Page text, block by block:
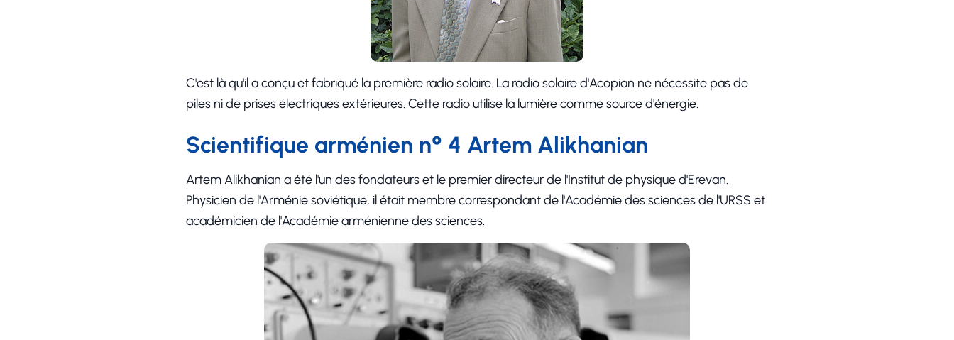
C'est là qu'il a conçu et fabriqué la première radio solaire. La radio solaire d'Acopian ne nécessite pas de
piles ni de prises électriques extérieures. Cette radio utilise la lumière comme source d'énergie.
Scientifique arménien n° 4 Artem Alikhanian
Artem Alikhanian a été l'un des fondateurs et le premier directeur de l'Institut de physique d'Erevan.
Physicien de l'Arménie soviétique, il était membre correspondant de l'Académie des sciences de l'URSS et
académicien de l'Académie arménienne des sciences.